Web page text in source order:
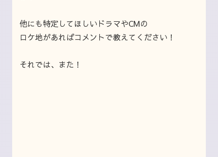
他にも特定してほしいドラマやCMの
ロケ地があればコメントで教えてください！
それでは、また！